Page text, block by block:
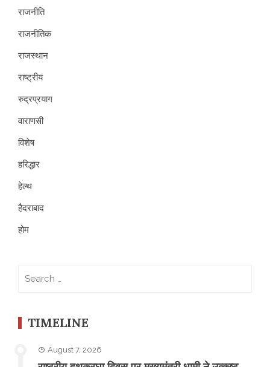
राजनीति
राजनीतिक
राजस्थान
राष्ट्रीय
रुद्रप्रयाग
वाराणसी
विशेष
हरिद्धार
हेल्थ
हैदराबाद
होम
TIMELINE
August 7, 2026